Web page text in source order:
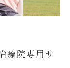
療院専用サ